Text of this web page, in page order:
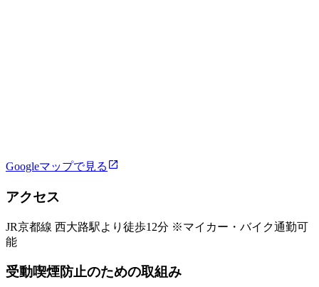
Googleマップで見る
アクセス
JR京都線 西大路駅より徒歩12分 ※マイカー・バイク通勤可
能
受動喫煙防止のための取組み